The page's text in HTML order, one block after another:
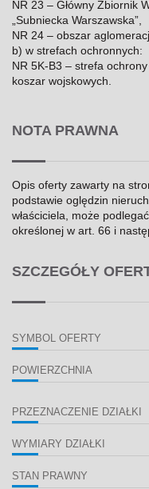
NR 23 – Główny Zbiornik
„Subniecka Warszawska”,
NR 24 – obszar
b) w strefach ochronnych:
NR 5K-B3 – strefa
koszar wojskowych.
NOTA PRAWNA
Opis oferty zawarty na
podstawie oględzin
właściciela, może
określonej w art. 66 i
SZCZEGÓŁY
SYMBOL OFERTY
POWIERZCHNIA
PRZEZNACZENIE DZIAŁKI
WYMIARY DZIAŁKI
STAN PRAWNY